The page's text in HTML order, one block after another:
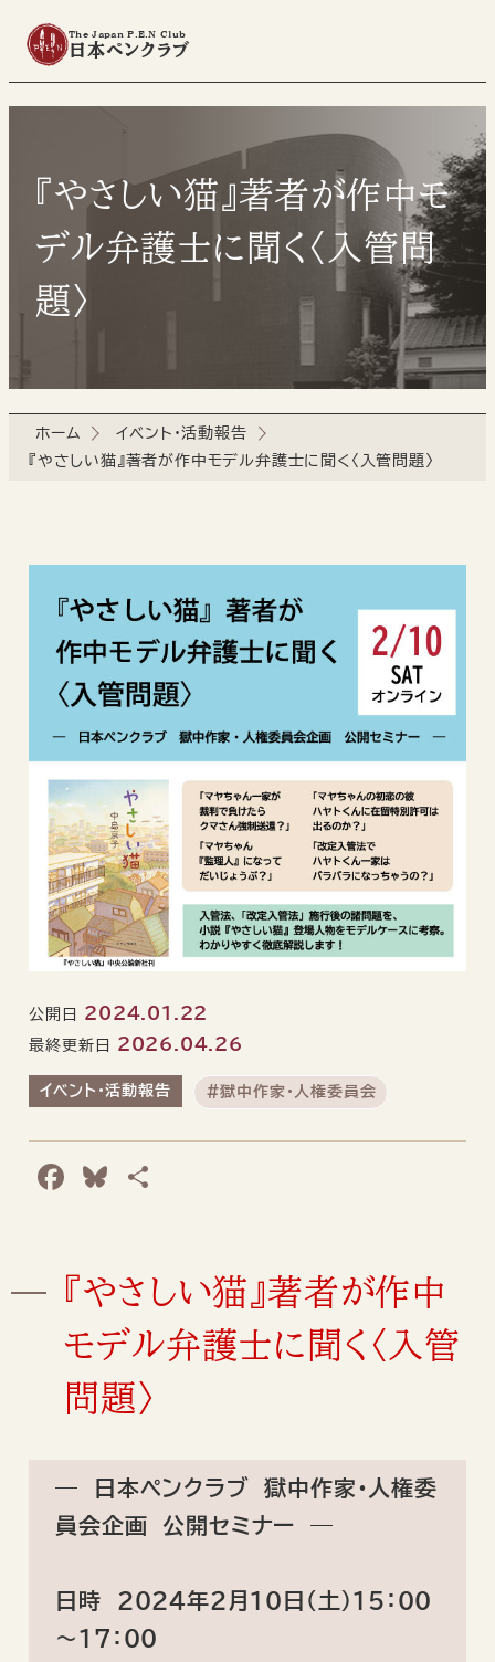
The Japan P.E.N Club
日本ペンクラブ
『やさしい猫』著者が作中モ
デル弁護士に聞く〈入管問
題〉
ホーム
イベント・活動報告
『やさしい猫』著者が作中モデル弁護士に聞く〈入管問題〉
公開日 2024.01.22
最終更新日 2026.04.26
イベント・活動報告 #獄中作家・人権委員会
F
e
o
o
k
B
e
s
k
y
『やさしい猫』著者が作中
モデル弁護士に聞く〈入管
問題〉
― 日本ペンクラブ 獄中作家・人権委
員会企画 公開セミナー ―
日時 2024年２月10日（土）15：00
～17：00